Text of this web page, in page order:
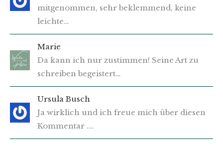
mitgenommen, sehr beklemmend, keine
leichte…
Marie
Da kann ich nur zustimmen! Seine Art zu
schreiben begeistert…
Ursula Busch
Ja wirklich und ich freue mich über diesen
Kommentar .…